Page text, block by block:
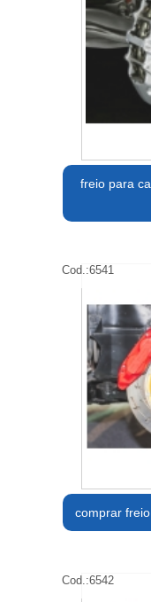
freio para
Cod.:6541
comprar
Cod.:6542